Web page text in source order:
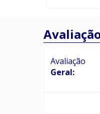
Avaliação
Geral: